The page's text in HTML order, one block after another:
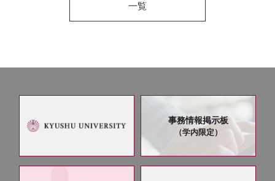
一覧
事務情報掲示板
（学内限定）